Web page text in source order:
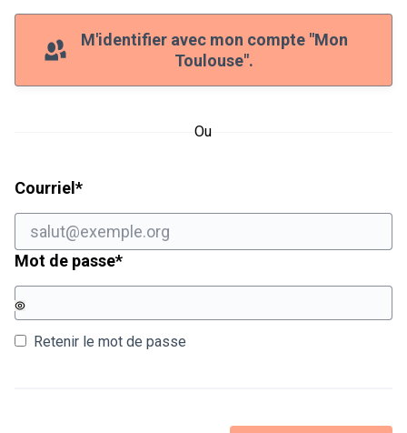
M'identifier avec mon compte "Mon
Toulouse".
Ou
Courriel *Champ obligatoire
Mot de passe*Champ obligatoire
Retenir le mot de passe